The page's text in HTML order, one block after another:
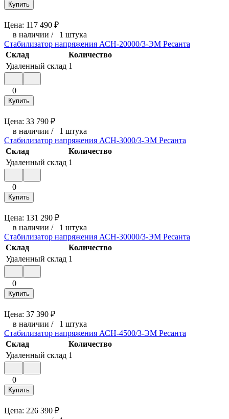
Купить
Цена: 117 490 ₽
в наличии / 1 штука
Стабилизатор напряжения АСН-20000/3-ЭМ Ресанта
Склад
Количество
Удаленный склад 1
0
Купить
Цена: 33 790 ₽
в наличии / 1 штука
Стабилизатор напряжения АСН-3000/3-ЭМ Ресанта
Склад
Количество
Удаленный склад 1
0
Купить
Цена: 131 290 ₽
в наличии / 1 штука
Стабилизатор напряжения АСН-30000/3-ЭМ Ресанта
Склад
Количество
Удаленный склад 1
0
Купить
Цена: 37 390 ₽
в наличии / 1 штука
Стабилизатор напряжения АСН-4500/3-ЭМ Ресанта
Склад
Количество
Удаленный склад 1
0
Купить
Цена: 226 390 ₽